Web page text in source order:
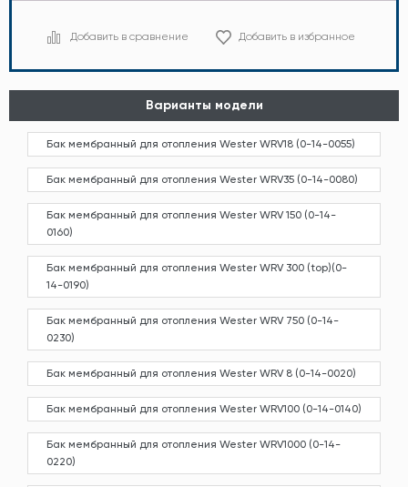
Добавить в сравнение Добавить в избранное
Варианты модели
Бак мембранный для отопления Wester WRV18 (0-14-0055)
Бак мембранный для отопления Wester WRV35 (0-14-0080)
Бак мембранный для отопления Wester WRV 150 (0-14-
0160)
Бак мембранный для отопления Wester WRV 300 (top)(0-
14-0190)
Бак мембранный для отопления Wester WRV 750 (0-14-
0230)
Бак мембранный для отопления Wester WRV 8 (0-14-0020)
Бак мембранный для отопления Wester WRV100 (0-14-0140)
Бак мембранный для отопления Wester WRV1000 (0-14-
0220)